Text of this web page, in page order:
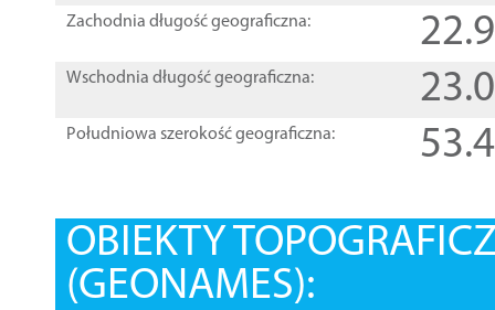
Zachodnia długość geograficzna:
Wschodnia długość geograficzna:
Południowa szerokość geograficzna:
OBIEKTY
(GEONAMES):